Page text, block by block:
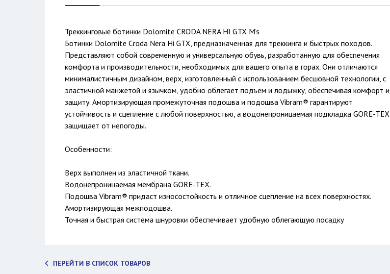
Треккинговые ботинки Dolomite CRODA NERA HI GTX M's
Ботинки Dolomite Croda Nera Hi GTX, предназначенная для треккинга и быстрых походов.
Представляют собой современную и универсальную обувь, разработанную для обеспечения
комфорта и производительности, необходимых для вашего опыта в горах. Они отличаются
минималистичным дизайном, верх, изготовленный с использованием бесшовной технологии, с
эластичной манжетой и язычком, удобно облегает подъем и лодыжку, обеспечивая комфорт и
защиту. Амортизирующая промежуточная подошва и подошва Vibram® гарантируют
устойчивость и сцепление с любой поверхностью, а водонепроницаемая подкладка GORE-TEX
защищает от непогоды.
Особенности:
Верх выполнен из эластичной ткани.
Водонепроницаемая мембрана GORE-TEX.
Подошва Vibram® придаст износостойкость и отличное сцепление на всех поверхностях.
Амортизирующая межподошва.
Точная и быстрая система шнуровки обеспечивает удобную облегающую посадку
ПЕРЕЙТИ В СПИСОК ТОВАРОВ